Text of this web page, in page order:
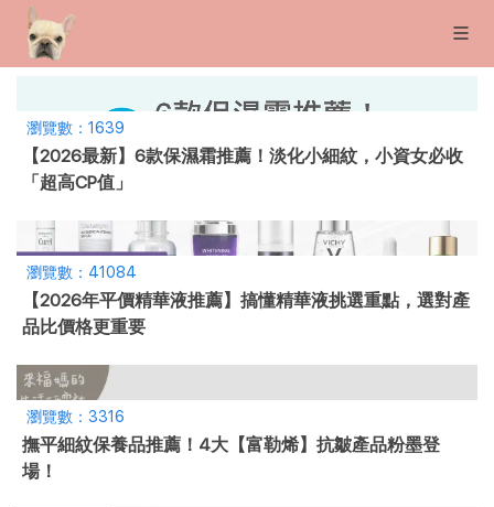
瀏覽數：1639
【2026最新】6款保濕霜推薦！淡化小細紋，小資女必收
「超高CP值」
瀏覽數：41084
【2026年平價精華液推薦】搞懂精華液挑選重點，選對產
品比價格更重要
瀏覽數：3316
撫平細紋保養品推薦！4大【富勒烯】抗皺產品粉墨登
場！